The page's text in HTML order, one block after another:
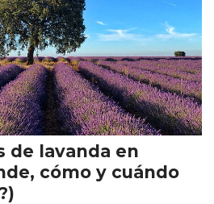
de lavanda en
cómo y cuándo